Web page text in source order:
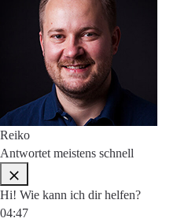
Reiko
Antwortet meistens schnell
Hi! Wie kann ich dir helfen?
04:47